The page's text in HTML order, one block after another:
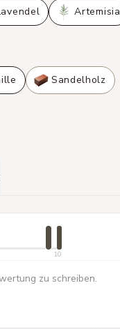
Artemisia
Sandelholz
10
zu schreiben.